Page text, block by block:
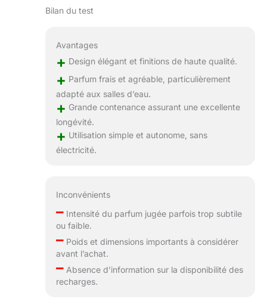
Bilan du test
Avantages
+ Design élégant et finitions de haute qualité.
+ Parfum frais et agréable, particulièrement
adapté aux salles d’eau.
+ Grande contenance assurant une excellente
longévité.
+ Utilisation simple et autonome, sans
électricité.
Inconvénients
–Intensité du parfum jugée parfois trop subtile
ou faible.
–Poids et dimensions importants à considérer
avant l’achat.
–Absence d’information sur la disponibilité des
recharges.